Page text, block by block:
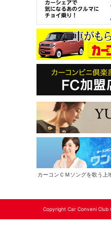
カーコンＣＭソングを歌う上
Copyright Car Conveni Club